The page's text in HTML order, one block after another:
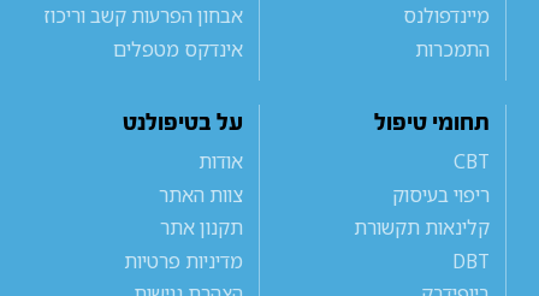
מיינדפולנס
התמכרות
אבחון הפרעות קשב וריכוז
אינדקס מטפלים
תחומי טיפול
CBT
ריפוי בעיסוק
קלינאות תקשורת
DBT
על בטיפולנט
אודות
צוות האתר
תקנון אתר
מדיניות פרטיות